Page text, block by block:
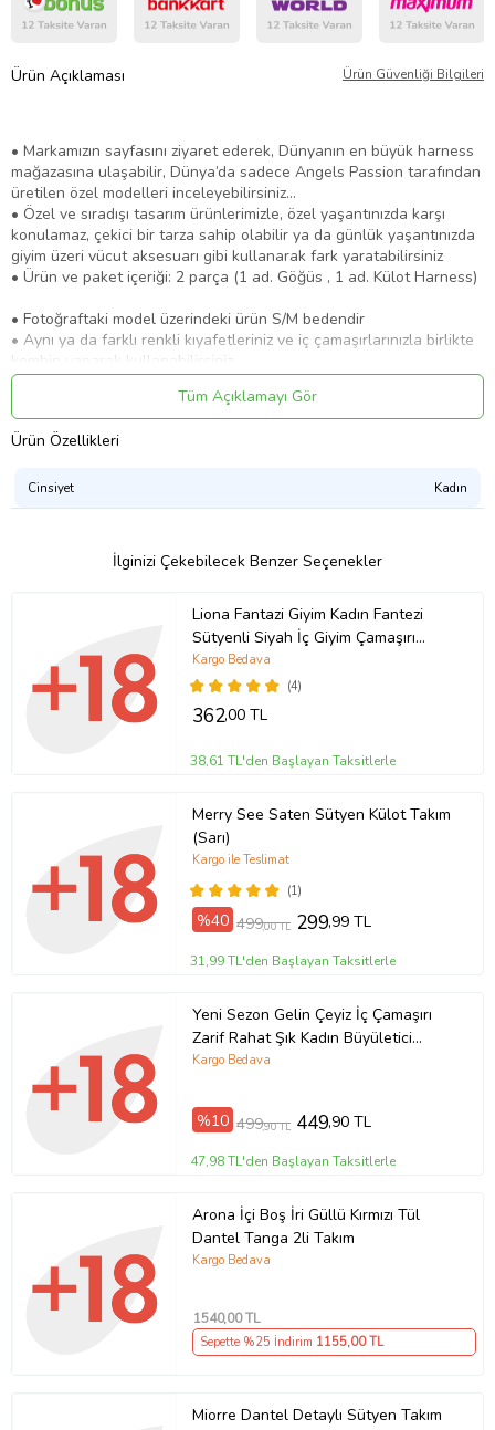
Ürün Açıklaması Ürün Güvenliği Bilgileri
​​• Markamızın sayfasını ziyaret ederek, Dünyanın en büyük harness
mağazasına ulaşabilir, Dünya’da sadece Angels Passion tarafından
üretilen özel modelleri inceleyebilirsiniz...
• Özel ve sıradışı tasarım ürünlerimizle, özel yaşantınızda karşı
konulamaz, çekici bir tarza sahip olabilir ya da günlük yaşantınızda
giyim üzeri vücut aksesuarı gibi kullanarak fark yaratabilirsiniz
• Ürün ve paket içeriği: 2 parça (1 ad. Göğüs , 1 ad. Külot Harness)
• Fotoğraftaki model üzerindeki ürün S/M bedendir
• Aynı ya da farklı renkli kıyafetleriniz ve iç çamaşırlarınızla birlikte
kombin yaparak kullanabilirsiniz,
• Yüksek kalite Lastik malzemeden üretilmektedir,
• Yumuşak iç yüzeyi sayesinde cildi asla rahatsız etmez.
• Ürünlerimiz %100 el yapımı olarak özenle üretilmektedir
• Siyah, kırmızı renk seçenekleri bulunmaktadır,
olup, özel ölçü ve talepleriniz için "satıcıya soru sor" butonundan
lütfen bizimle iletişime geçiniz
• Önemli: Bu modelin hijyen kuralları sebebiyle iadesi ve değişimi
• Önemli: Angels Passion, ürünün kalitesini ve kullanılabilirliğini
artırmak amaçlı ürün üzerinde değişiklikler yapabilir.
kcs388290197
Tüm Açıklamayı Gör
Ürün Özellikleri
Cinsiyet Kadın
İlginizi Çekebilecek Benzer Seçenekler
Liona Fantazi Giyim Kadın Fantezi
Sütyenli Siyah İç Giyim Çamaşırı
Takımı
(4)
Kargo Bedava
362,00 TL
38,61 TL'den Başlayan Taksitlerle
Merry See Saten Sütyen Külot Takım
(Sarı)
(1)
Kargo ile Teslimat
%40 499,00 TL 299,99 TL
31,99 TL'den Başlayan Taksitlerle
Yeni Sezon Gelin Çeyiz İç Çamaşırı
Zarif Rahat Şık Kadın Büyületici
Beyaz Atlet Külot Takım
Kargo Bedava
%10 499,90 TL 449,90 TL
47,98 TL'den Başlayan Taksitlerle
Arona İçi Boş İri Güllü Kırmızı Tül
Dantel Tanga 2li Takım
Kargo Bedava
1540,00 TL
Sepette %25 İndirim 1155,00 TL
Miorre Dantel Detaylı Sütyen Takım